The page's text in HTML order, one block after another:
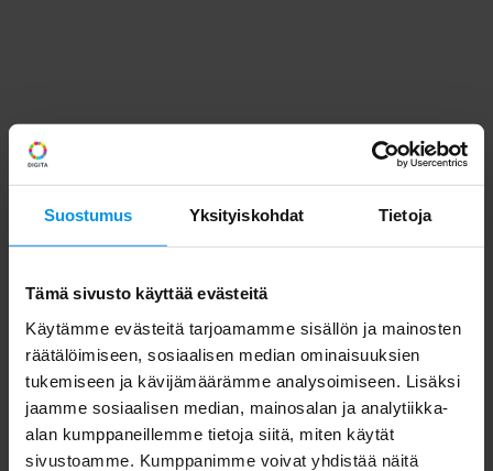
Suostumus Yksityiskohdat Tietoja
Tämä sivusto käyttää evästeitä
Käytämme evästeitä tarjoamamme sisällön ja mainosten
räätälöimiseen, sosiaalisen median ominaisuuksien
tukemiseen ja kävijämäärämme analysoimiseen. Lisäksi
jaamme sosiaalisen median, mainosalan ja analytiikka-
alan kumppaneillemme tietoja siitä, miten käytät
sivustoamme. Kumppanimme voivat yhdistää näitä